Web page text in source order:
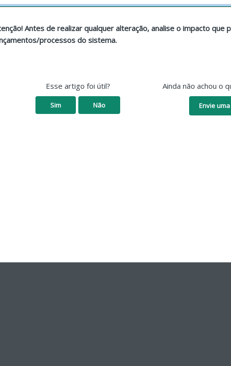
Antes de realizar qualquer alteração, analise o impacto
processos do sistema.
Esse artigo foi útil?
Sim Não
Ainda não achou o
Envie